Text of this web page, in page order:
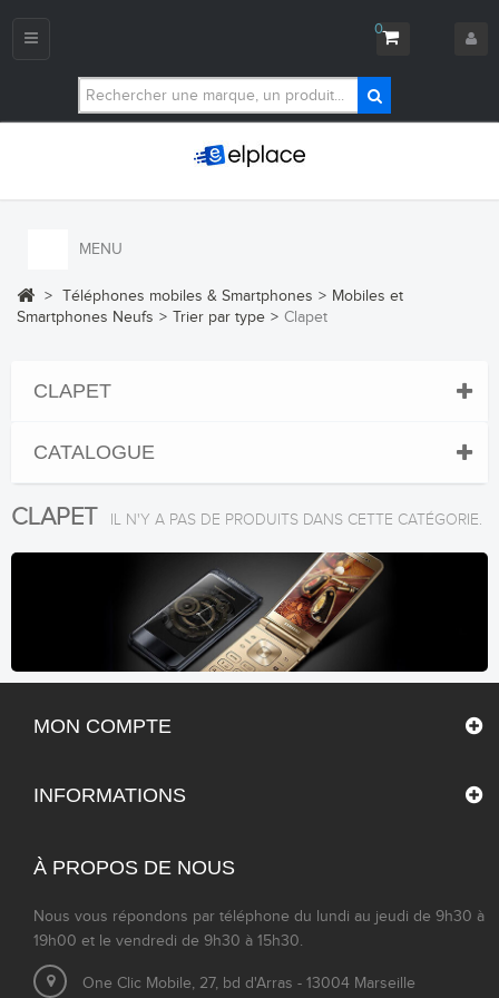
0
Navigation
MENU
> Téléphones mobiles & Smartphones > Mobiles et
Smartphones Neufs > Trier par type > Clapet
CLAPET
CATALOGUE
CLAPET IL N'Y A PAS DE PRODUITS DANS CETTE CATÉGORIE.
MON COMPTE
INFORMATIONS
À PROPOS DE NOUS
Nous vous répondons par téléphone du lundi au jeudi de 9h30 à
19h00 et le vendredi de 9h30 à 15h30.
One Clic Mobile, 27, bd d'Arras - 13004 Marseille